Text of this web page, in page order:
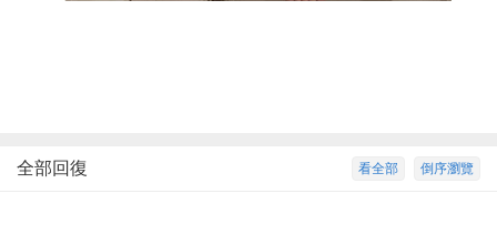
倒序瀏覽
看全部
全部回復